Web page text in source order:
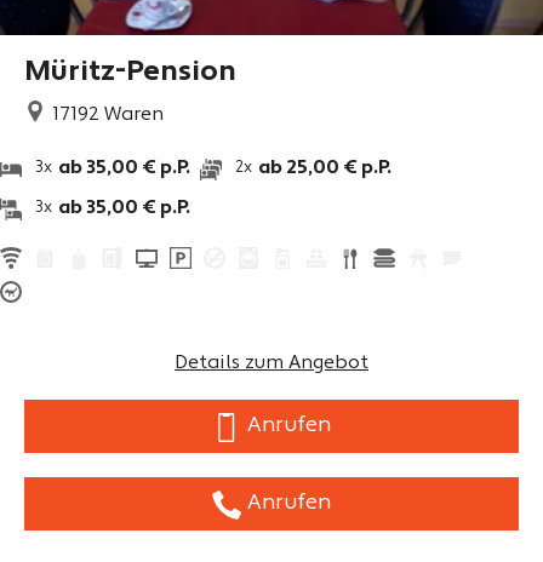
Müritz-Pension
17192 Waren
3x ab 35,00 € p.P.
3x ab 35,00 € p.P.
2x ab 25,00 € p.P.
Details zum Angebot
Anrufen
Anrufen